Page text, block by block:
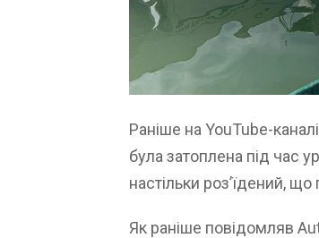
Раніше на YouTube-
була затоплена під час
настільки роз’їдений,
Як раніше повідомляв